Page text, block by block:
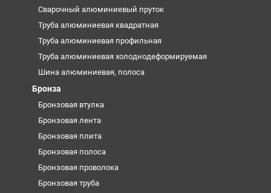
Сварочный алюминиевый пруток
Труба алюминиевая квадратная
Труба алюминиевая профильная
Труба алюминиевая холоднодеформируемая
Шина алюминиевая, полоса
Бронза
Бронзовая втулка
Бронзовая лента
Бронзовая плита
Бронзовая полоса
Бронзовая проволока
Бронзовая труба